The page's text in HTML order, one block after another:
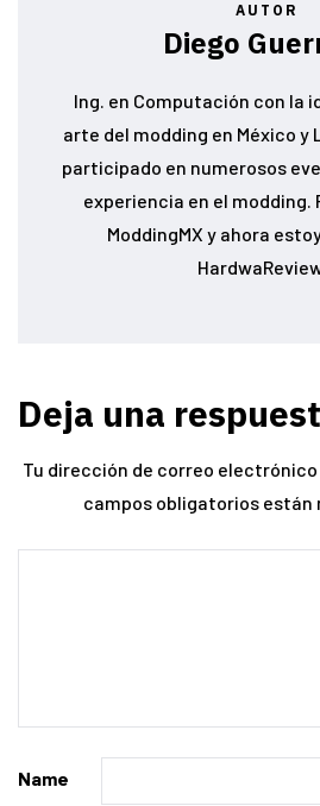
AUTOR
Diego
Ing. en Computación con la
arte del modding en México y
participado en numerosos
experiencia en el modding.
ModdingMX y ahora
Deja una
Tu dirección de correo
campos obligatorios están
Name